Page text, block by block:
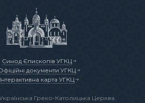
Синод Єпископів УГКЦ
документи УГКЦ
Інтерактивна карта УГКЦ
Греко-Католицька Церква.